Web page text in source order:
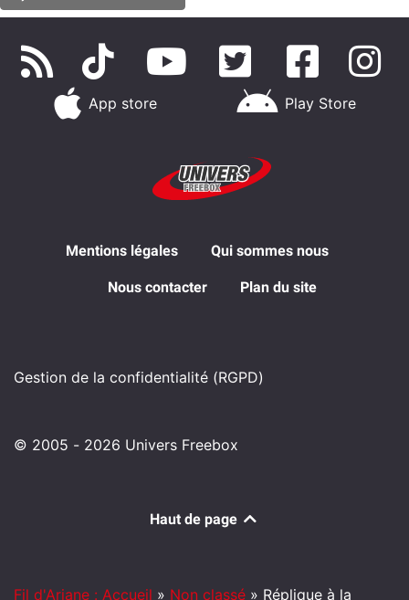
App store Play Store
Mentions légales Qui sommes nous
Nous contacter Plan du site
Gestion de la confidentialité (RGPD)
© 2005 - 2026 Univers Freebox
Haut de page
Fil d'Ariane : Accueil » Non classé » Réplique à la